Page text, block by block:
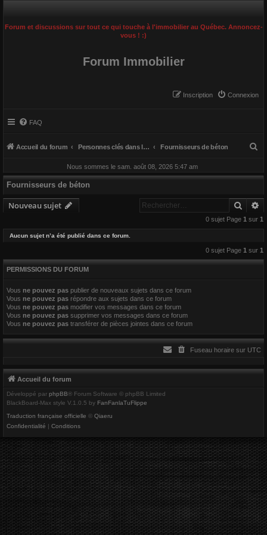
Forum et discussions sur tout ce qui touche à l'immobilier au Québec. Annoncez-
vous ! :)
Forum Immobilier
Connexion
Inscription
FAQ
Accueil du forum Personnes clés dans le domaine de la construction Fournisseurs de béton
c
r
h
e
Nous sommes le sam. août 08, 2026 5:47 am
Fournisseurs de béton
Nouveau sujet
0 sujet Page 1sur 1
Aucun sujet n’a été publié dans ce forum.
0 sujet Page 1 sur 1
PERMISSIONS DU FORUM
Vous ne pouvez pas publier de nouveaux sujets dans ce forum
Vous ne pouvez pas répondre aux sujets dans ce forum
Vous ne pouvez pas modifier vos messages dans ce forum
Vous ne pouvez pas supprimer vos messages dans ce forum
Vous ne pouvez pas transférer de pièces jointes dans ce forum
Fuseau horaire sur UTC
Accueil du forum
Développé par phpBB® Forum Software © phpBB Limited
BlackBoard-Max style V.1.0.5 by FanFanlaTuFlippe
Traduction française officielle © Qiaeru
Confidentialité | Conditions